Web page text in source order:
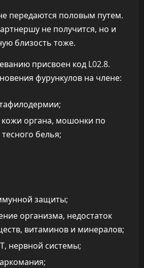
передаются половым путем.
не получится, но и
близость тоже.
присвоен код L02.8.
фурункулов на члене:
органа, мошонки по
белья;
защиты;
организма, недостаток
витаминов и минералов;
нервной системы;